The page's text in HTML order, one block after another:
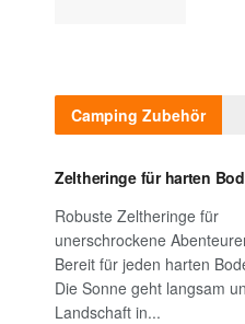
Camping Zubehör
Zeltheringe für harten
Robuste Zeltheringe für
unerschrockene
Bereit für jeden harten
Die Sonne geht langsam
Landschaft in...